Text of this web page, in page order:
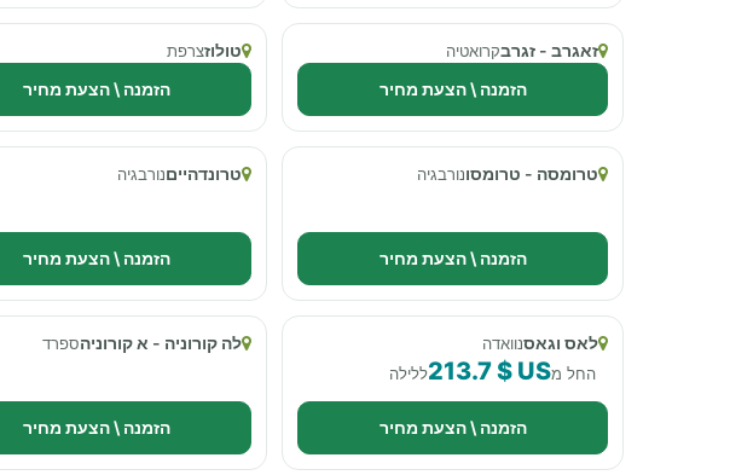
זאגרב - זגרבקרואטיה
הזמנה \ הצעת מחיר
טולוזצרפת
הזמנה \ הצעת מחיר
טרומסה - טרומסונורבגיה
הזמנה \ הצעת מחיר
טרונדהייםנורבגיה
הזמנה \ הצעת מחיר
לאס וגאסנוואדה
החל מ213.7 $ USללילה
הזמנה \ הצעת מחיר
לה קורוניה - א קורוניהספרד
הזמנה \ הצעת מחיר